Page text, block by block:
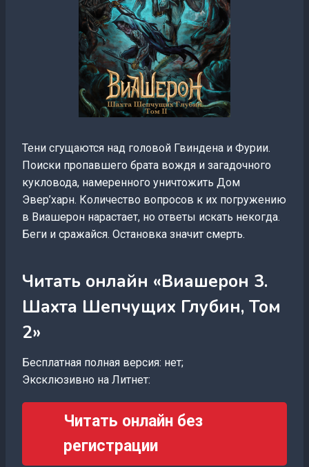
Тени сгущаются над головой Гвиндена и Фурии.
Поиски пропавшего брата вождя и загадочного
кукловода, намеренного уничтожить Дом
Эвер’харн. Количество вопросов к их погружению
в Виашерон нарастает, но ответы искать некогда.
Беги и сражайся. Остановка значит смерть.
Читать онлайн «Виашерон 3.
Шахта Шепчущих Глубин, Том
2»
Бесплатная полная версия: нет;
Эксклюзивно на Литнет:
Читать онлайн без
регистрации